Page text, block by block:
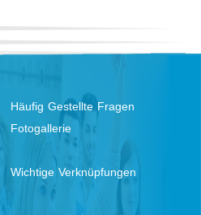
Häufig Gestellte Fragen
Fotogallerie
Wichtige Verknüpfungen